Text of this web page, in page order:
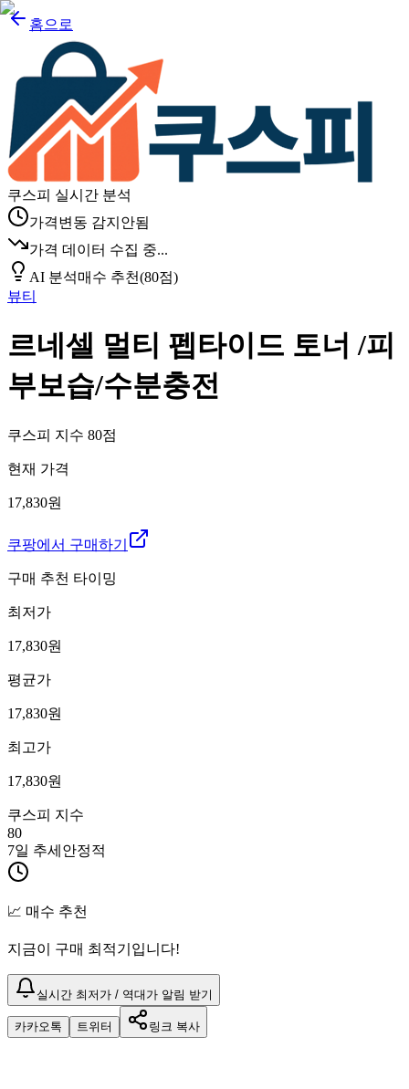
홈으로
쿠스피 실시간 분석
가격변동 감지안됨
가격 데이터 수집 중...
AI 분석매수 추천(80점)
뷰티
르네셀 멀티 펩타이드 토너 /피
부보습/수분충전
쿠스피 지수 80점
현재 가격
17,830원
쿠팡에서 구매하기
구매 추천 타이밍
최저가
17,830원
평균가
17,830원
최고가
17,830원
쿠스피 지수
80
7일 추세 안정적
📈 매수 추천
지금이 구매 최적기입니다!
실시간 최저가 / 역대가 알림 받기
카카오톡 트위터 링크 복사